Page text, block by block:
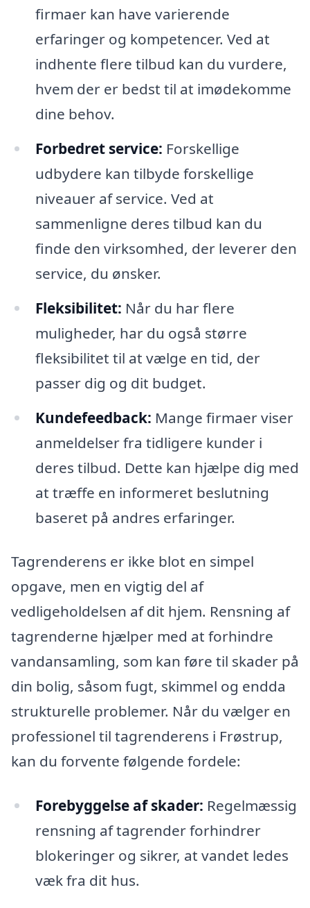
firmaer kan have varierende
erfaringer og kompetencer. Ved at
indhente flere tilbud kan du vurdere,
hvem der er bedst til at imødekomme
dine behov.
Forbedret service: Forskellige
udbydere kan tilbyde forskellige
niveauer af service. Ved at
sammenligne deres tilbud kan du
finde den virksomhed, der leverer den
service, du ønsker.
Fleksibilitet: Når du har flere
muligheder, har du også større
fleksibilitet til at vælge en tid, der
passer dig og dit budget.
Kundefeedback: Mange firmaer viser
anmeldelser fra tidligere kunder i
deres tilbud. Dette kan hjælpe dig med
at træffe en informeret beslutning
baseret på andres erfaringer.
Tagrenderens er ikke blot en simpel
opgave, men en vigtig del af
vedligeholdelsen af dit hjem. Rensning af
tagrenderne hjælper med at forhindre
vandansamling, som kan føre til skader på
din bolig, såsom fugt, skimmel og endda
strukturelle problemer. Når du vælger en
professionel til tagrenderens i Frøstrup,
kan du forvente følgende fordele:
Forebyggelse af skader: Regelmæssig
rensning af tagrender forhindrer
blokeringer og sikrer, at vandet ledes
væk fra dit hus.